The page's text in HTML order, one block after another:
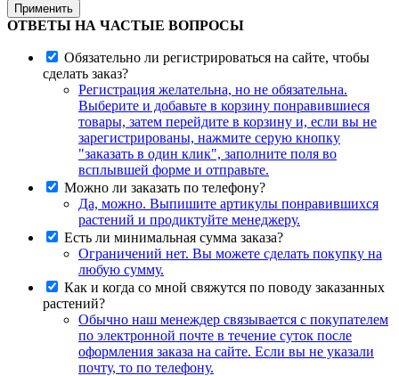
Применить
ОТВЕТЫ НА ЧАСТЫЕ ВОПРОСЫ
Обязательно ли регистрироваться на сайте, чтобы
сделать заказ?
Регистрация желательна, но не обязательна.
Выберите и добавьте в корзину понравившиеся
товары, затем перейдите в корзину и, если вы не
зарегистрированы, нажмите серую кнопку
"заказать в один клик", заполните поля во
всплывшей форме и отправьте.
Можно ли заказать по телефону?
Да, можно. Выпишите артикулы понравившихся
растений и продиктуйте менеджеру.
Есть ли минимальная сумма заказа?
Ограничений нет. Вы можете сделать покупку на
любую сумму.
Как и когда со мной свяжутся по поводу заказанных
растений?
Обычно наш менеждер связывается с покупателем
по электронной почте в течение суток после
оформления заказа на сайте. Если вы не указали
почту, то по телефону.